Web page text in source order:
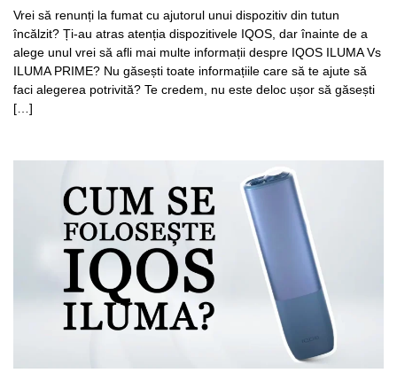
Vrei să renunți la fumat cu ajutorul unui dispozitiv din tutun
încălzit? Ți-au atras atenția dispozitivele IQOS, dar înainte de a
alege unul vrei să afli mai multe informații despre IQOS ILUMA Vs
ILUMA PRIME? Nu găsești toate informațiile care să te ajute să
faci alegerea potrivită? Te credem, nu este deloc ușor să găsești
[…]